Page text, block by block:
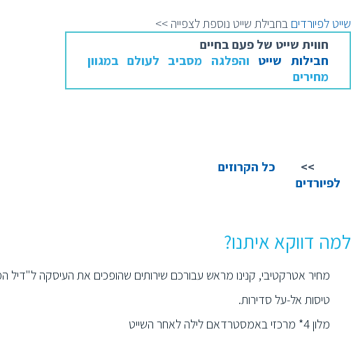
שייט לפיורדים בחבילת שייט נוספת לצפייה >>
חווית שייט של פעם בחיים
חבילות שייט והפלגה מסביב לעולם במגוון
מחירים
>> כל הקרוזים
לפיורדים
למה דווקא איתנו?
מחיר אטרקטיבי, קנינו מראש עבורכם שירותים שהופכים את העיסקה
טיסות אל-על סדירות.
מלון 4* מרכזי באמסטרדאם לילה לאחר השייט